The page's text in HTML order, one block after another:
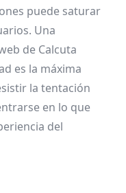
puede saturar
Una
de Calcuta
es la máxima
la tentación
en lo que
del